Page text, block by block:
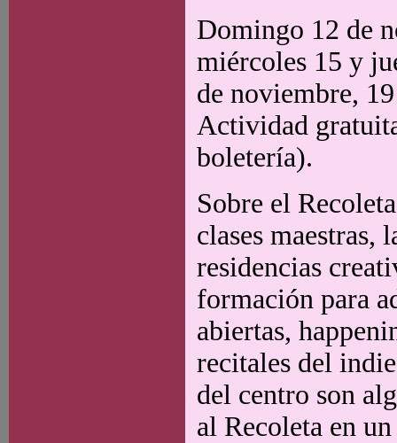
Domingo 12 de
miércoles 15 y
de noviembre,
Actividad
boletería).
Sobre el
clases maestras,
residencias
formación para
abiertas,
recitales del
del centro son
al Recoleta en